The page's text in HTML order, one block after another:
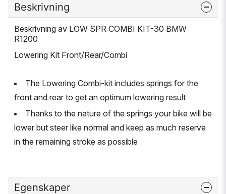
Beskrivning
Beskrivning av LOW SPR COMBI KIT-30 BMW
R1200
Lowering Kit Front/Rear/Combi
The Lowering Combi-kit includes springs for the
front and rear to get an optimum lowering result
Thanks to the nature of the springs your bike will be
lower but steer like normal and keep as much reserve
in the remaining stroke as possible
Egenskaper